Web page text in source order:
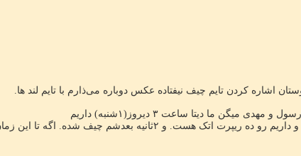
اشاره کردن تایم چیف نیفتاده عکس دوباره می‌ذارم با تایم لند ها.
میگن ما دیتا ساعت ۳ دیروز(۱شنبه) داریم